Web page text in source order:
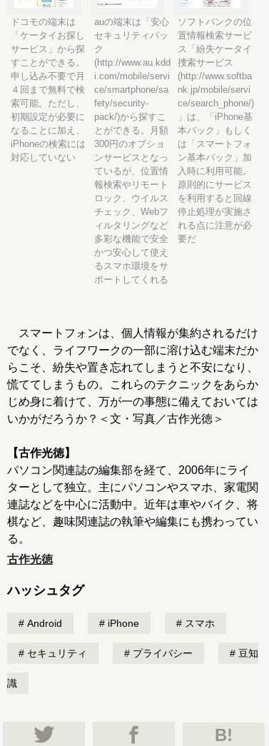
ドコモの端末は
「ケータイお探し
サービス」から探
すことができる。
申し込み不要で月
４回まで無料で検
索可能。ただし、
初期設定が必要に
なることに加え、
iPhoneの検索には
対応していない
auの端末は「安心
セキュリティパッ
ク
(http://www.au.kdd
i.com/mobile/servi
ce/smartphone/sa
fety/security-
pack/)から探すこ
とができる。月額
300円のオプショ
ンサービスとなっ
ているが、位置情
報検索やリモート
ロック、ウイルス
チェック、Webフ
ィルタリングなど
多彩な機能で安全
かつ安心して使え
るスマホ環境をサ
ポートしてくれる
ソフトバンクの位
置情報検索サービ
ス「紛失ケータイ
捜索サービス
(http://www.softba
nk.jp/mobile/servi
ce/search_phone/)
」は、「iPhone基
本パック」もしく
は「スマートフォ
ン基本パック」加
入時に利用可能。
原則的にサービス
を利用すると回線
停止処理が実施さ
れる点に注意が必
要だ
スマートフォンは、個人情報が集約されるだけ
でなく、ライフワークの一部に溶け込む端末だか
らこそ、紛失や置き忘れてしまうと不安になり、
慌ててしまうもの。これらのテクニックをあらか
じめ身に着けて、万が一の事態に備えておいては
いかがだろうか？＜文・写真／古作光徳＞
【古作光徳】
パソコン関連誌の編集部を経て、2006年にライ
ターとして独立。主にパソコンやスマホ、家電関
連誌などを中心に活動中。近年は車やバイク、将
棋など、趣味関連誌の執筆や編集にも携わってい
る。
古作光徳
ハッシュタグ
Android iPhone スマホ
セキュリティ プライバシー 豆知
識
B!